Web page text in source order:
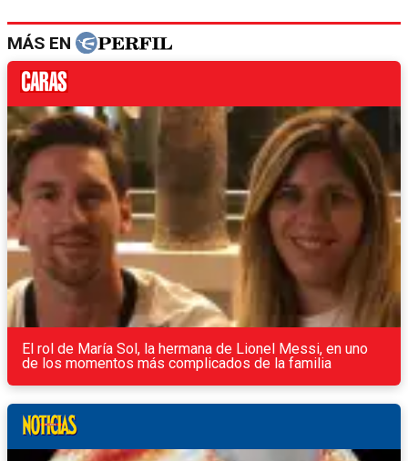
MÁS EN
El rol de María Sol, la hermana de Lionel Messi, en uno
de los momentos más complicados de la familia